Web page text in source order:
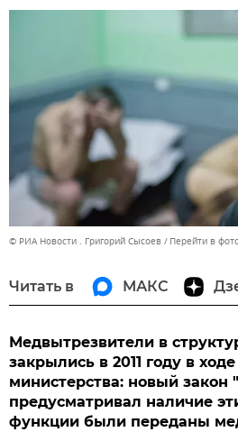
© РИА Новости . Григорий Сысоев Перейти в
Читать в МАКС
Медвытрезвители в
закрылись в 2011 году в
министерства: новый закон
предусматривал наличие
функции были переданы